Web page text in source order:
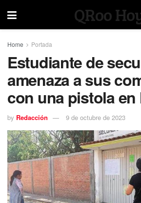
QRoo
Home Portada
Estudiante de
amenaza a sus
con una pistola en
by Redacción 9 de octubre de 2023